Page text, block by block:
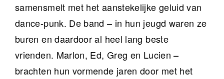
samensmelt met het aanstekelijke geluid van
dance-punk. De band – in hun jeugd waren ze
buren en daardoor al heel lang beste
vrienden. Marlon, Ed, Greg en Lucien –
brachten hun vormende jaren door met het